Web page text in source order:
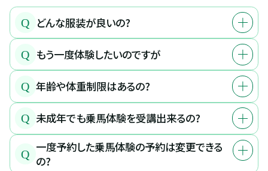
Q どんな服装が良いの?
Q もう一度体験したいのですが
Q 年齢や体重制限はあるの?
Q 未成年でも乗馬体験を受講出来るの?
Q 一度予約した乗馬体験の予約は変更できる
の?